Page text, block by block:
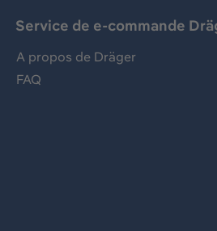
Service de e-commande
A propos de Dräger
FAQ